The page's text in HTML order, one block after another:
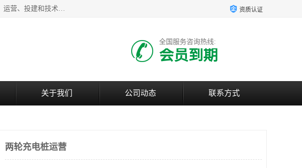
西安百成电子科技有限公司成立于2007年，主营智能人/车通行门禁系统和智能充电系统的产品销售、安装、运营、投建和技术服务为一体的高/新/技/术企业；主要产品有：智能停车场管理系统、车牌识别、汽车充电桩、两轮充电桩、道闸系统、门禁系统、人脸识别、通道闸、门禁管理系统、人行通道管理、车辆通行管理等。 资质认证
全国服务咨询热线:
会员到期
关于我们 公司动态 联系方式
两轮充电桩运营